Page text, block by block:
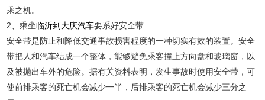
乘之机。
2、乘坐临沂到大庆汽车要系好安全带
安全带是防止和降低交通事故损害程度的一种切实有效的装置。安全
带把人和汽车结成一个整体，能够避免乘客撞上方向盘和玻璃窗，以
及被抛出车外的危险。据有关资料表明，发生事故时使用安全带，可
使前排乘客的死亡机会减少一半，后排乘客的死亡机会减少三分之